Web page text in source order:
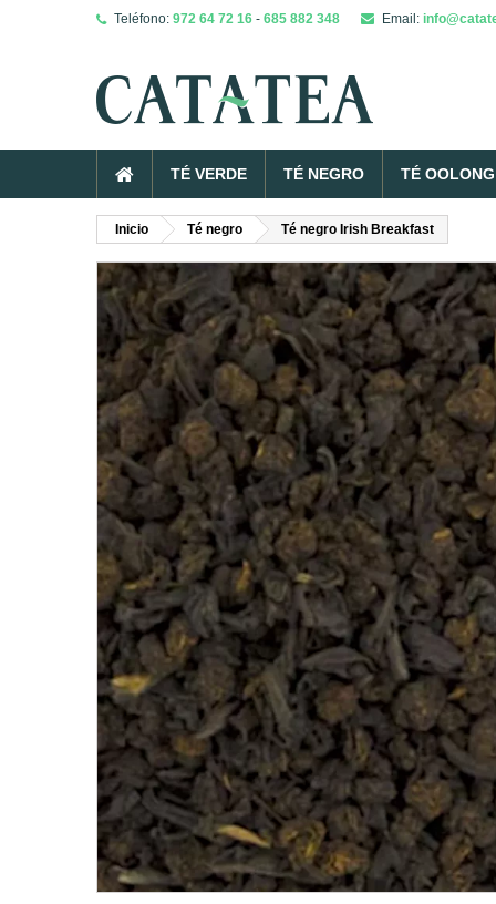
Teléfono: 972 64 72 16 - 685 882 348 Email:
TÉ VERDE TÉ NEGRO TÉ
Inicio Té negro Té negro Irish Breakfast